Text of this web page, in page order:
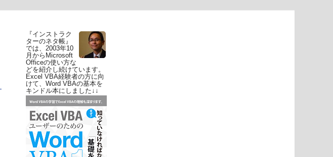
『インストラク
ターのネタ帳』
では、2003年10
月からMicrosoft
Officeの使い方な
どを紹介し続けています。
Excel VBA経験者の方に向
けて、Word VBAの基本を
キンドル本にしました↓↓